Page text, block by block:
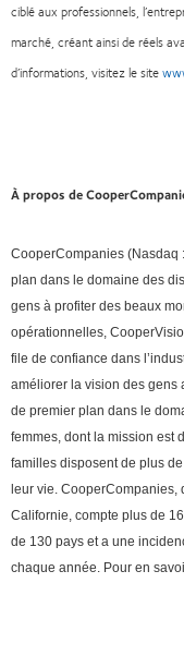
ciblé aux professionnels,
marché, créant ainsi de réels
d’informations, visitez le site
À propos de
CooperCompanies (Nasdaq
plan dans le domaine des
gens à profiter des beaux
opérationnelles,
file de confiance dans
améliorer la vision des gens
de premier plan dans le
femmes, dont la mission est
familles disposent de plus
leur vie. CooperCompanies,
Californie, compte plus de
de 130 pays et a une
chaque année. Pour en